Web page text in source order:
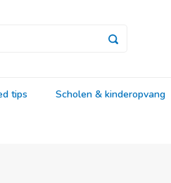
tips Scholen & kinderopvang